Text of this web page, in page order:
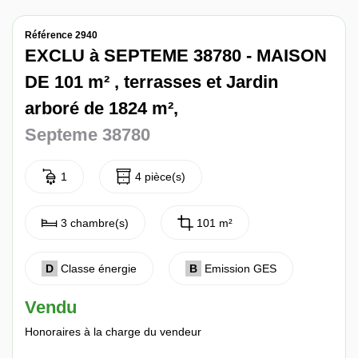
Nos avis
Contact
Référence 2940
EXCLU à SEPTEME 38780 - MAISON
DE 101 m² , terrasses et Jardin
arboré de 1824 m²,
Septeme 38780
1 4 pièce(s)
3 chambre(s) 101 m²
D Classe énergie B Emission GES
Vendu
Honoraires à la charge du vendeur